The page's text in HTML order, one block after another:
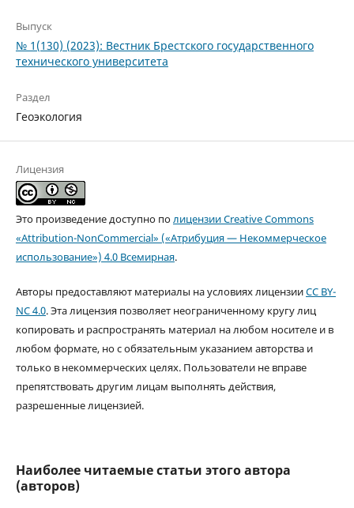
Выпуск
№ 1(130) (2023): Вестник Брестского государственного
технического университета
Раздел
Геоэкология
Лицензия
Это произведение доступно полицензии Creative Commons
«Attribution-NonCommercial» («Атрибуция — Некоммерческое
использование») 4.0 Всемирная.
Авторы предоставляют материалы на условиях лицензииCC BY-
NC 4.0. Эта лицензия позволяет неограниченному кругу лиц
копировать и распространять материал на любом носителе и в
любом формате, но с обязательным указанием авторства и
только в некоммерческих целях. Пользователи не вправе
препятствовать другим лицам выполнять действия,
разрешенные лицензией.
Наиболее читаемые статьи этого автора
(авторов)